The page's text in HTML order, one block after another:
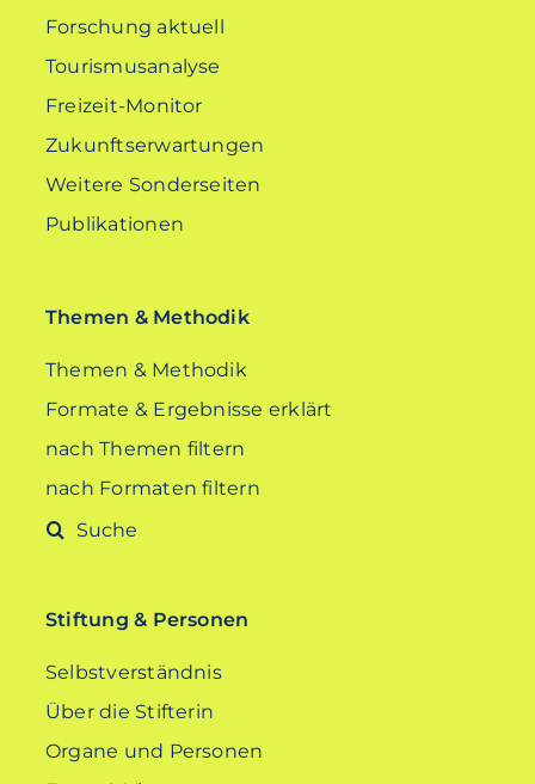
Forschung aktuell
Tourismusanalyse
Freizeit-Monitor
Zukunftserwartungen
Weitere Sonderseiten
Publikationen
Themen & Methodik
Themen & Methodik
Formate & Ergebnisse erklärt
nach Themen filtern
nach Formaten filtern
Suche
Stiftung & Personen
Selbstverständnis
Über die Stifterin
Organe und Personen